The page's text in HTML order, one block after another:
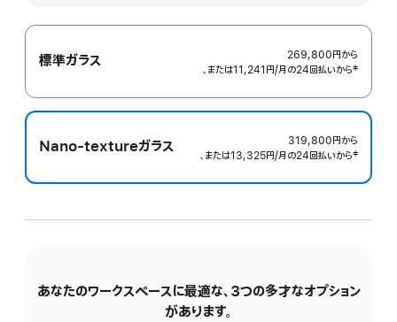
表
示
標準ガラス 269,800円から
、または11,241円/月 月
の24回払いから 脚注
‡
Nano-textureガラス 319,800円から
、または13,325円/月 月
の24回払いから 脚注
‡
あなたのワークスペースに最適な、3つの多才なオプション
があります。